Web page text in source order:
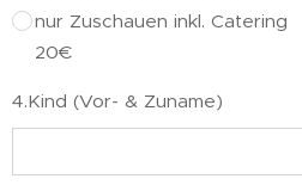
nur Zuschauen inkl. Catering
20€
4.Kind (Vor- & Zuname)